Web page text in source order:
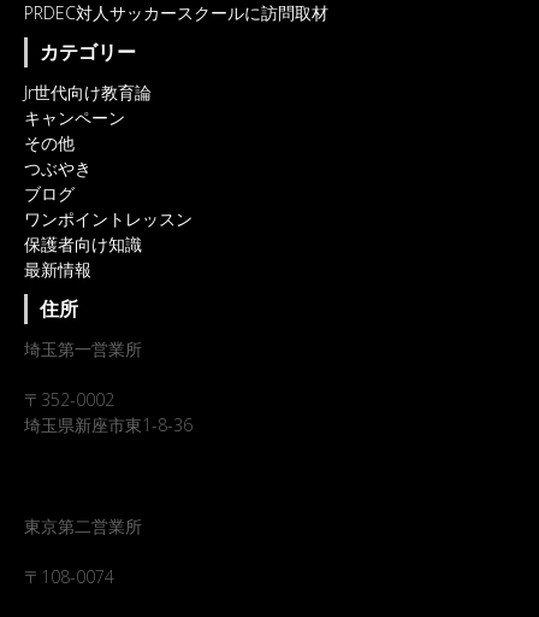
PRDEC対人サッカースクールに訪問取材
カテゴリー
Jr世代向け教育論
キャンペーン
その他
つぶやき
ブログ
ワンポイントレッスン
保護者向け知識
最新情報
住所
埼玉第一営業所
〒352-0002
埼玉県新座市東1-8-36
東京第二営業所
〒108-0074